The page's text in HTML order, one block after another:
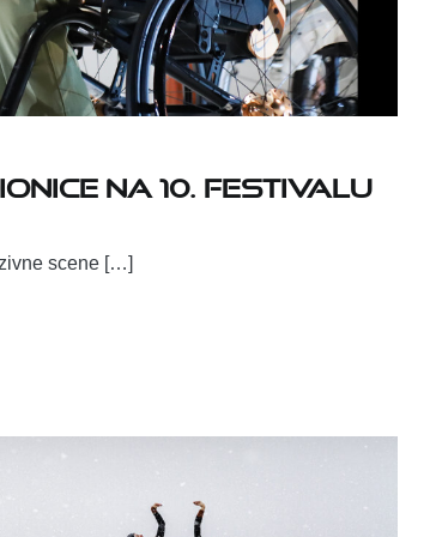
na 10. Festivalu
scene […]